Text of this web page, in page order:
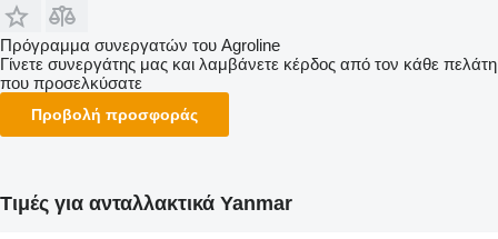
Πρόγραμμα συνεργατών του Agroline
Γίνετε συνεργάτης μας και λαμβάνετε κέρδος από τον κάθε πελάτη
που προσελκύσατε
Προβολή προσφοράς
Τιμές για ανταλλακτικά Yanmar